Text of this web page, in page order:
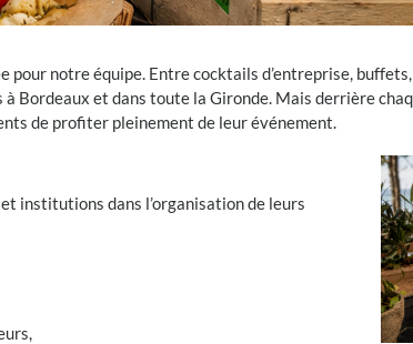
pour notre équipe. Entre cocktails d’entreprise,
Bordeaux et dans toute la Gironde. Mais derrière
de profiter pleinement de leur événement.
institutions dans l’organisation de leurs